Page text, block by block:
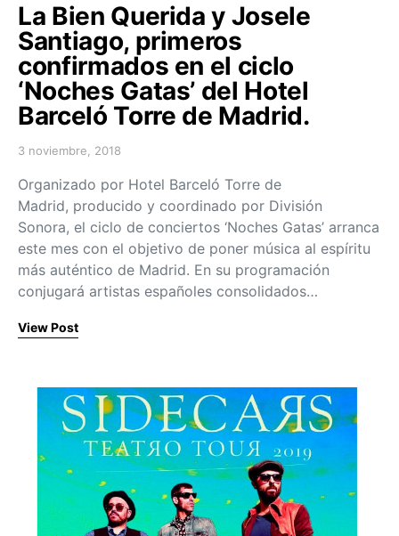
La Bien Querida y Josele
Santiago, primeros
confirmados en el ciclo
‘Noches Gatas’ del Hotel
Barceló Torre de Madrid.
Posted on
3 noviembre, 2018
Organizado por Hotel Barceló Torre de
Madrid, producido y coordinado por División
Sonora, el ciclo de conciertos ‘Noches Gatas’ arranca
este mes con el objetivo de poner música al espíritu
más auténtico de Madrid. En su programación
conjugará artistas españoles consolidados…
View Post